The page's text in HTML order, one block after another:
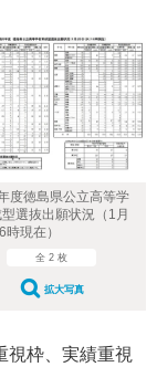
度徳島県公立高等学
選抜出願状況（1月
現在）
全 2 枚
拡大写真
視枠、実績重視